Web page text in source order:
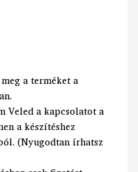
a terméket a
Veled a kapcsolatot a
a készítéshez
(Nyugodtan írhatsz